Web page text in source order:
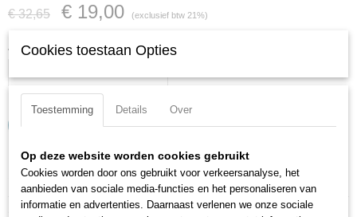
€ 32,65 € 19,00 (exclusief btw 21%)
Aantal
IN WINKELWAGEN
Specificaties
Productcode
Omschrijving
Cookies toestaan Opties
Toestemming Details Over
Op deze website worden cookies gebruikt
Cookies worden door ons gebruikt voor verkeersanalyse, het
aanbieden van sociale media-functies en het personaliseren van
informatie en advertenties. Daarnaast verlenen we onze sociale